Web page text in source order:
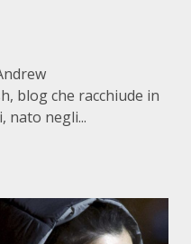
blog che racchiude in
nato negli...